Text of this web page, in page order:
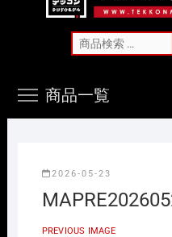
商品一覧
2026-05-23
PREVIOUS IMAGE